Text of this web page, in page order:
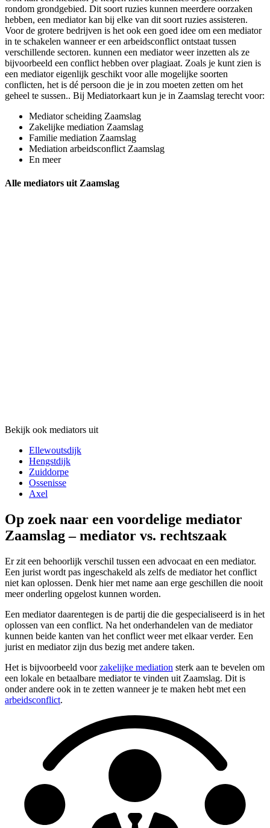
rondom grondgebied. Dit soort ruzies kunnen meerdere oorzaken
hebben, een mediator kan bij elke van dit soort ruzies assisteren.
Voor de grotere bedrijven is het ook een goed idee om een mediator
in te schakelen wanneer er een arbeidsconflict ontstaat tussen
verschillende sectoren. kunnen een mediator weer inzetten als ze
bijvoorbeeld een conflict hebben over plagiaat. Zoals je kunt zien is
een mediator eigenlijk geschikt voor alle mogelijke soorten
conflicten, het is dé persoon die je in zou moeten zetten om het
geheel te sussen.. Bij Mediatorkaart kun je in Zaamslag terecht voor:
Mediator scheiding Zaamslag
Zakelijke mediation Zaamslag
Familie mediation Zaamslag
Mediation arbeidsconflict Zaamslag
En meer
Alle mediators uit Zaamslag
Bekijk ook mediators uit
Ellewoutsdijk
Hengstdijk
Zuiddorpe
Ossenisse
Axel
Op zoek naar een voordelige mediator
Zaamslag – mediator vs. rechtszaak
Er zit een behoorlijk verschil tussen een advocaat en een mediator.
Een jurist wordt pas ingeschakeld als zelfs de mediator het conflict
niet kan oplossen. Denk hier met name aan erge geschillen die nooit
meer onderling opgelost kunnen worden.
Een mediator daarentegen is de partij die die gespecialiseerd is in het
oplossen van een conflict. Na het onderhandelen van de mediator
kunnen beide kanten van het conflict weer met elkaar verder. Een
jurist en mediator zijn dus bezig met andere taken.
Het is bijvoorbeeld voorzakelijke mediation sterk aan te bevelen om
een lokale en betaalbare mediator te vinden uit Zaamslag. Dit is
onder andere ook in te zetten wanneer je te maken hebt met een
arbeidsconflict.